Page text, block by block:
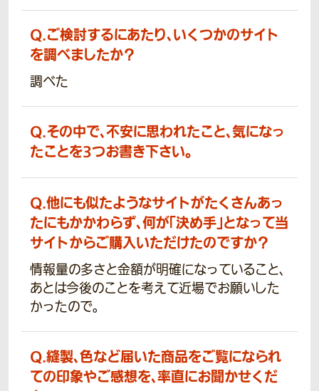
Q.ご検討するにあたり、いくつかのサイト
を調べましたか？
調べた
Q.その中で、不安に思われたこと、気になっ
たことを3つお書き下さい。
Q.他にも似たようなサイトがたくさんあっ
たにもかかわらず、何が「決め手」となって当
サイトからご購入いただけたのですか？
情報量の多さと金額が明確になっていること、
あとは今後のことを考えて近場でお願いした
かったので。
Q.縫製、色など届いた商品をご覧になられ
ての印象やご感想を、率直にお聞かせくだ